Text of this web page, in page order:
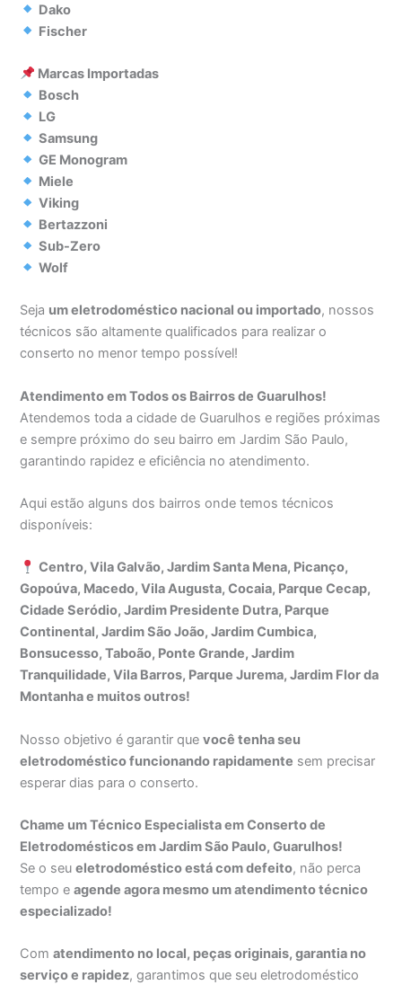
Dako
Fischer
Marcas Importadas
Bosch
LG
Samsung
GE Monogram
Miele
Viking
Bertazzoni
Sub-Zero
Wolf
Seja um eletrodoméstico nacional ou importado, nossos
técnicos são altamente qualificados para realizar o
conserto no menor tempo possível!
Atendimento em Todos os Bairros de Guarulhos!
Atendemos toda a cidade de Guarulhos e regiões próximas
e sempre próximo do seu bairro em Jardim São Paulo,
garantindo rapidez e eficiência no atendimento.
Aqui estão alguns dos bairros onde temos técnicos
disponíveis:
Centro, Vila Galvão, Jardim Santa Mena, Picanço,
Gopoúva, Macedo, Vila Augusta, Cocaia, Parque Cecap,
Cidade Seródio, Jardim Presidente Dutra, Parque
Continental, Jardim São João, Jardim Cumbica,
Bonsucesso, Taboão, Ponte Grande, Jardim
Tranquilidade, Vila Barros, Parque Jurema, Jardim Flor da
Montanha e muitos outros!
Nosso objetivo é garantir quevocê tenha seu
eletrodoméstico funcionando rapidamente sem precisar
esperar dias para o conserto.
Chame um Técnico Especialista em Conserto de
Eletrodomésticos em Jardim São Paulo, Guarulhos!
Se o seueletrodoméstico está com defeito, não perca
tempo eagende agora mesmo um atendimento técnico
especializado!
Comatendimento no local, peças originais, garantia no
serviço e rapidez, garantimos que seu eletrodoméstico